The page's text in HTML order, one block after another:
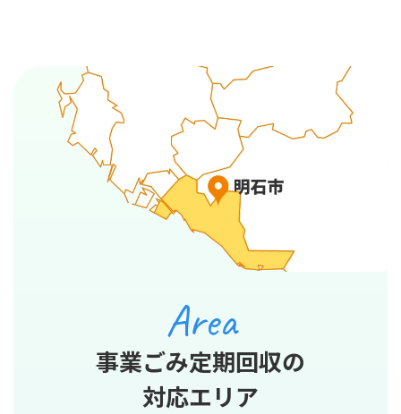
Area
事業ごみ定期回収の
対応エリア